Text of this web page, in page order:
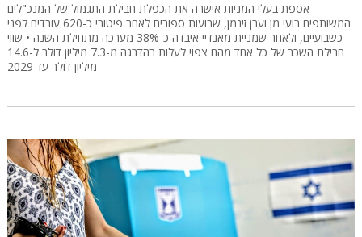
אספת בעלי המניות אישרה את הכפלת חבילת התגמול של המנכ"לים
המשותפים רועי מן וערן זינמן, שבועות ספורים לאחר פיטורי כ-620 עובדים לפני
כשבועיים, ולאחר שמניית מאנדיי איבדה כ-38% מערכה מתחילת השנה • שווי
חבילת השכר של כל אחד מהם צפוי לעלות בהדרגה מ-7.3 מיליון דולר ל-14.6
מיליון דולר עד 2029